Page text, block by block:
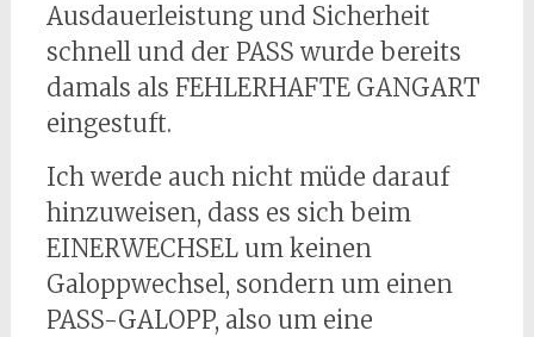
Ausdauerleistung und Sicherheit
schnell und der PASS wurde bereits
damals als FEHLERHAFTE GANGART
eingestuft.
Ich werde auch nicht müde darauf
hinzuweisen, dass es sich beim
EINERWECHSEL um keinen
Galoppwechsel, sondern um einen
PASS-GALOPP, also um eine